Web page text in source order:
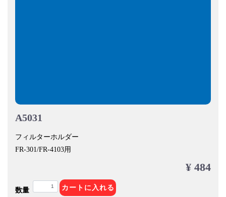
A5031
フィルターホルダー
FR-301/FR-4103用
¥ 484
数量 カートに入れる